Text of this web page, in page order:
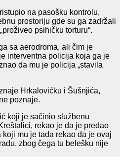
na pasošku kontrolu,
prostoriju gde su ga zadržali
psihičku torturu“.
sa aerodroma, ali čim je
interventna policija koja ga je
da mu je policija „stavila
Hrkalovićku i Šušnjića,
poznaje.
koji je sačinio službenu
rekao je da je predao
mu je tada rekao da je ovaj
zbog čega tu belešku nije